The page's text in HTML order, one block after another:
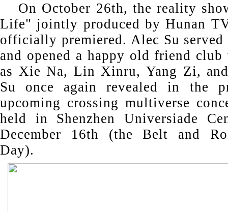
On October 26th, the reality
Life" jointly produced by Hunan
officially premiered. Alec Su
and opened a happy old friend
as Xie Na, Lin Xinru, Yang Zi,
Su once again revealed in the
upcoming crossing multiverse
held in Shenzhen Universiade
December 16th (the Belt and
Day).